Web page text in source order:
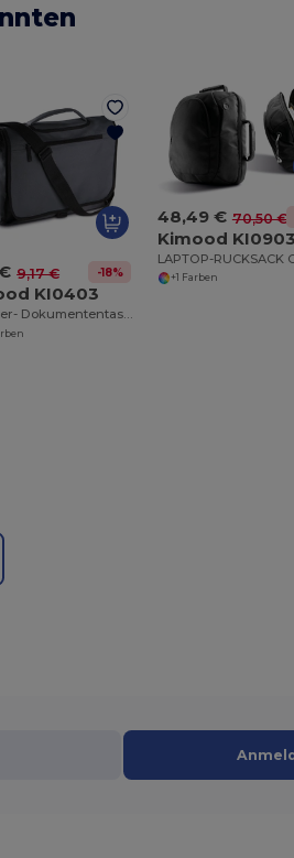
9,17 € -18%
KI0403
Schulter- Dokumententasche
48,49 € 70,50 €
Kimood KI0903
+1 Farben